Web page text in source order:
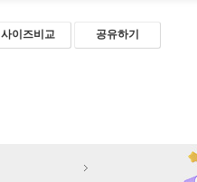
사이즈비교 공유하기